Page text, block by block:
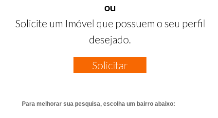
ou
Solicite um Imóvel que possuem o seu perfil
desejado.
Solicitar
Para melhorar sua pesquisa, escolha um bairro abaixo: